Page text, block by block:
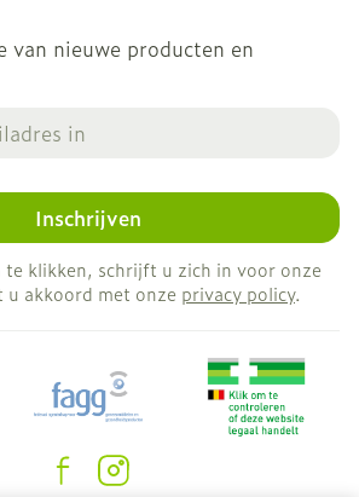
van nieuwe producten en
Inschrijven
klikken, schrijft u zich in voor onze
u akkoord met onze privacy policy.